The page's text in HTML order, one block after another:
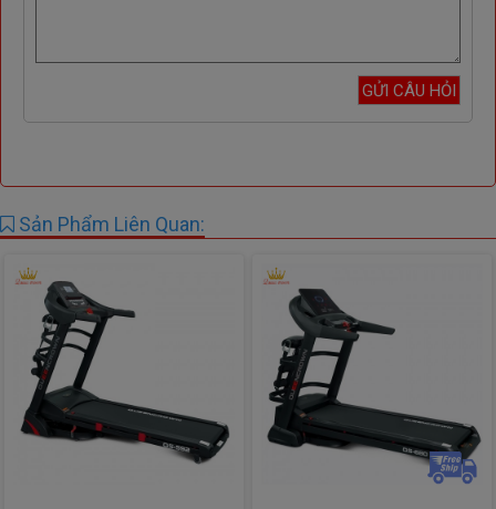
theo dõi quá trình tập luyện. Giao diện trực quan hiển thị đầy
đủ các thông số như tốc độ, quãng đường, thời gian, lượng
calo tiêu hao, giúp người tập kiểm soát và điều chỉnh bài tập
chưa quen với thiết bị công nghệ.
Sản Phẩm Liên Quan: